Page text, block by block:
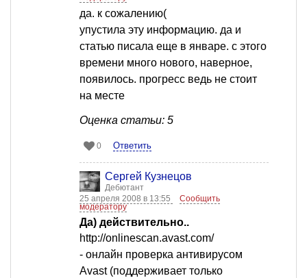
да. к сожалению(
упустила эту информацию. да и
статью писала еще в январе. с этого
времени много нового, наверное,
появилось. прогресс ведь не стоит
на месте
Оценка статьи: 5
0 Ответить
Сергей Кузнецов
Дебютант
25 апреля 2008 в 13:55
Сообщить
модератору
Да) действительно..
http://onlinescan.avast.com/
- онлайн проверка антивирусом
Avast (поддерживает только